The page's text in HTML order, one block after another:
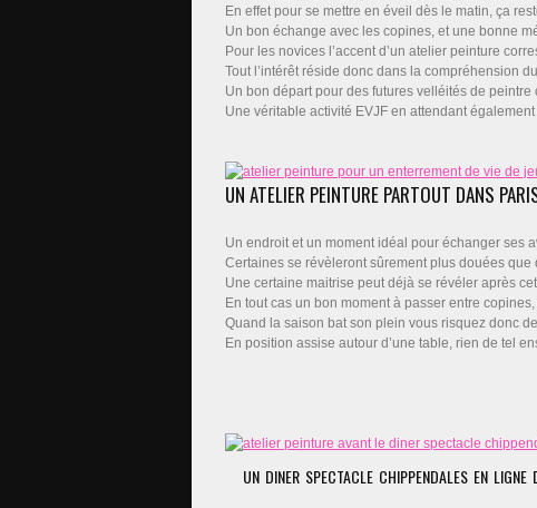
En effet pour se mettre en éveil dès le matin, ça
Un bon échange avec les copines, et une bonne
Pour les novices l’accent d’un atelier peinture
Tout l’intérêt réside donc dans la compréhension
Un bon départ pour des futures velléités de
Une véritable activité EVJF en attendant
UN ATELIER PEINTURE PARTOUT DANS
Un endroit et un moment idéal pour échanger ses
Certaines se révèleront sûrement plus douées que
Une certaine maitrise peut déjà se révéler après
En tout cas un bon moment à passer entre
Quand la saison bat son plein vous risquez donc
En position assise autour d’une table, rien de tel
UN DINER SPECTACLE CHIPPENDALES EN LIGNE